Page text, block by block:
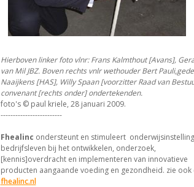
Hierboven linker foto vlnr: Frans Kalmthout [Avans],
van Mil JBZ. Boven rechts vnlr wethouder Bert
Naaijkens [HAS], Willy Spaan [voorzitter Raad van
convenant [rechts onder] ondertekenden.
foto's © paul kriele, 28 januari 2009.
-------------------------
Fhealinc ondersteunt en stimuleert
bedrijfsleven bij het ontwikkelen, onderzoek,
[kennis]overdracht en implementeren van innovatieve
producten aangaande voeding en gezondheid. zie ook
fhealinc.nl